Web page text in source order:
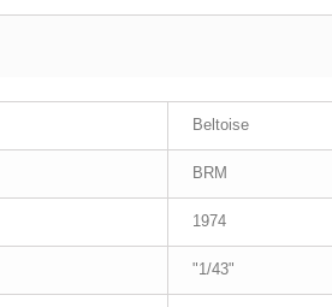
Beltoise
BRM
1974
"1/43"